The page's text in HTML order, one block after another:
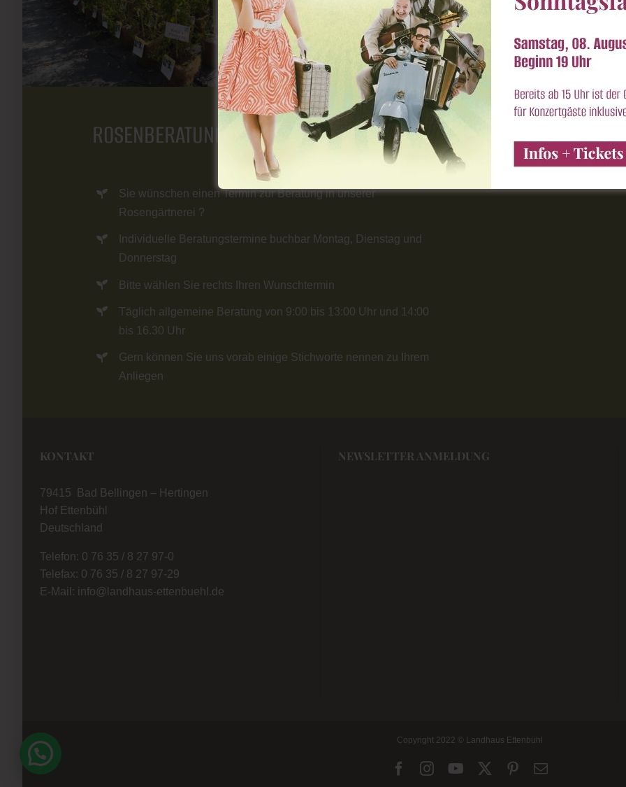
ROSENBERATUNG
Sie wünschen einen Termin zur Beratung in unserer
Rosengärtnerei ?
Individuelle Beratungstermine buchbar Montag, Dienstag und
Donnerstag
Bitte wählen Sie rechts Ihren Wunschtermin
Täglich allgemeine Beratung von 9:00 bis 13:00 Uhr und 14:00
bis 16.30 Uhr
Gern können Sie uns vorab einige Stichworte nennen zu Ihrem
Anliegen
KONTAKT
79415 Bad Bellingen – Hertingen
Hof Ettenbühl
Deutschland
Telefon: 0 76 35 / 8 27 97-0
Telefax: 0 76 35 / 8 27 97-29
E-Mail: info@landhaus-ettenbuehl.de
NEWSLETTER ANMELDUNG
Copyright 2022 © Landhaus Ettenbühl
Facebook
InstagramYouTubePinterest
E-